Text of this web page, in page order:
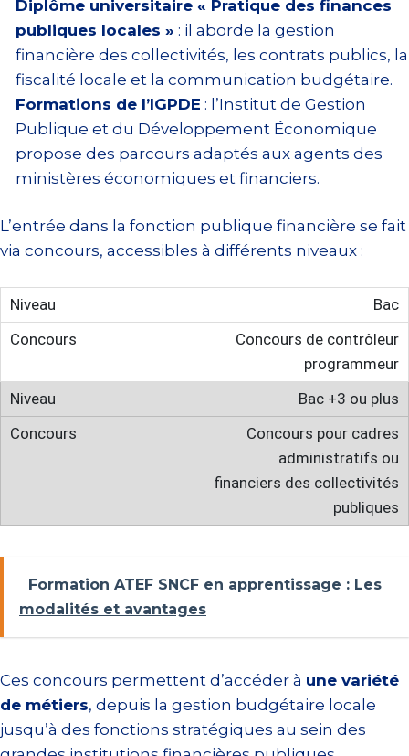
Diplôme universitaire « Pratique des finances
publiques locales » : il aborde la gestion
financière des collectivités, les contrats publics, la
fiscalité locale et la communication budgétaire.
Formations de l’IGPDE : l’Institut de Gestion
Publique et du Développement Économique
propose des parcours adaptés aux agents des
ministères économiques et financiers.
L’entrée dans la fonction publique financière se fait
via concours, accessibles à différents niveaux :
Bac
Concours de contrôleur
programmeur
Bac +3 ou plus
Concours pour cadres
administratifs ou
financiers des collectivités
publiques
Formation ATEF SNCF en apprentissage : Les
modalités et avantages
Ces concours permettent d’accéder à une variété
de métiers, depuis la gestion budgétaire locale
jusqu’à des fonctions stratégiques au sein des